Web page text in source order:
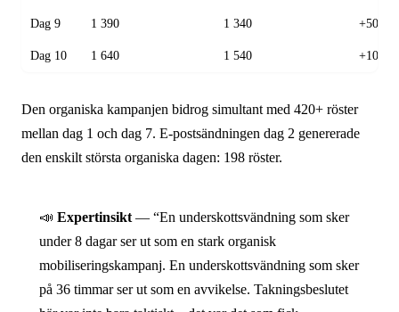
Dag 9 1 390 1 340 +50
Dag 10 1 640 1 540 +100
Den organiska kampanjen bidrog simultant med 420+ röster
mellan dag 1 och dag 7. E-postsändningen dag 2 genererade
den enskilt största organiska dagen: 198 röster.
📣 Expertinsikt — “En underskottsvändning som sker
under 8 dagar ser ut som en stark organisk
mobiliseringskampanj. En underskottsvändning som sker
på 36 timmar ser ut som en avvikelse. Takningsbeslutet